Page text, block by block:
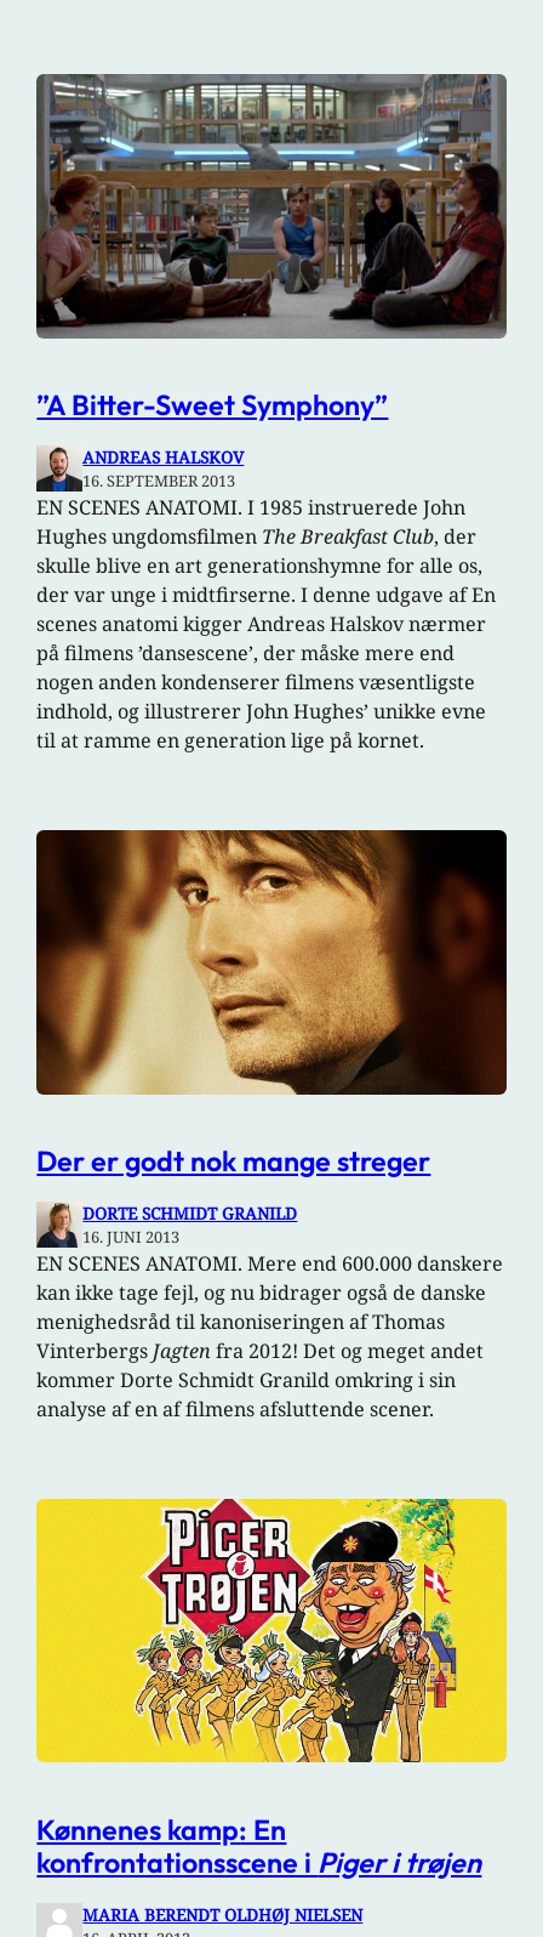
”A Bitter-Sweet Symphony”
ANDREAS HALSKOV
16. SEPTEMBER 2013
EN SCENES ANATOMI. I 1985 instruerede John
Hughes ungdomsfilmen The Breakfast Club, der
skulle blive en art generationshymne for alle os,
der var unge i midtfirserne. I denne udgave af En
scenes anatomi kigger Andreas Halskov nærmer
på filmens ’dansescene’, der måske mere end
nogen anden kondenserer filmens væsentligste
indhold, og illustrerer John Hughes’ unikke evne
til at ramme en generation lige på kornet.
Der er godt nok mange streger
DORTE SCHMIDT GRANILD
16. JUNI 2013
EN SCENES ANATOMI. Mere end 600.000 danskere
kan ikke tage fejl, og nu bidrager også de danske
menighedsråd til kanoniseringen af Thomas
Vinterbergs Jagtenfra 2012! Det og meget andet
kommer Dorte Schmidt Granild omkring i sin
analyse af en af filmens afsluttende scener.
Kønnenes kamp: En
konfrontationsscene i Piger i trøjen
MARIA BERENDT OLDHØJ NIELSEN